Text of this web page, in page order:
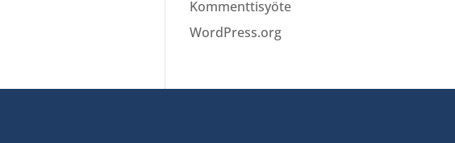
Kommenttisyöte
WordPress.org